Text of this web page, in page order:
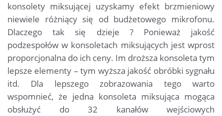
konsolety miksującej uzyskamy efekt brzmieniowy
niewiele różniący się od budżetowego mikrofonu.
Dlaczego tak się dzieje ? Ponieważ jakość
podzespołów w konsoletach miksujących jest wprost
proporcjonalna do ich ceny. Im droższa konsoleta tym
lepsze elementy – tym wyższa jakość obróbki sygnału
itd. Dla lepszego zobrazowania tego warto
wspomnieć, że jedna konsoleta miksująca mogąca
obsłużyć do 32 kanałów wejściowych